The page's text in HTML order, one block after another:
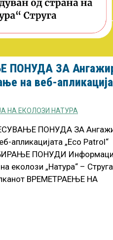
ПОНУДА ЗА
на веб-
НА ЕКОЛОЗИ НАТУРА
ПОНУДА ЗА
апликацијата „Eco Patrol“
ПОНУДИ
еколози „Натура“ – Струга
ВРЕМЕТРАЕЊЕ НА